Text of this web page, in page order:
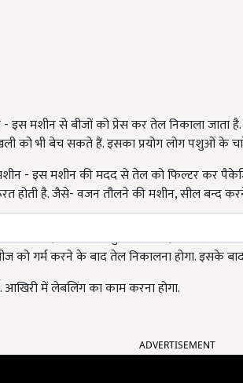
इस मशीन से बीजों को प्रेस कर तेल निकाला जाता
को भी बेच सकते हैं. इसका प्रयोग लोग पशुओं के
- इस मशीन की मदद से तेल को फिल्टर कर
होती है. जैसे- वजन तौलने की मशीन, सील बन्द
सबसे पहले बीजों का चुनाव करना होगा फिर
को गर्म करने के बाद तेल निकालना होगा. इसके
में लेबलिंग का काम करना होगा.
ADVERTISEMENT